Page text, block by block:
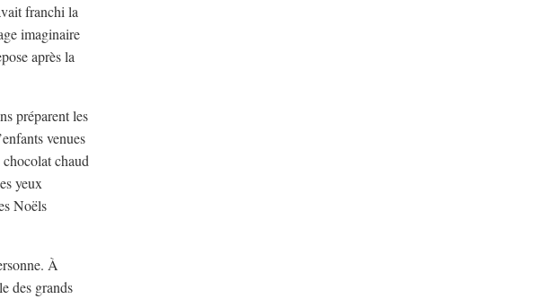
franchi la
imaginaire
après la
préparent les
venues
chaud
yeux
Noëls
À
des grands